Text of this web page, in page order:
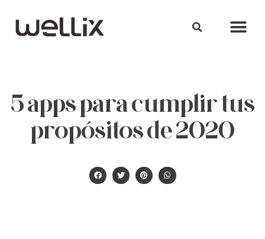
5 apps para cumplir tus
propósitos de 2020